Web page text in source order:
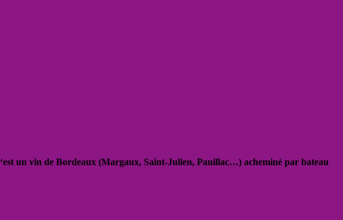
‘est un vin de Bordeaux (Margaux, Saint-Julien, Pauillac…) acheminé par bateau